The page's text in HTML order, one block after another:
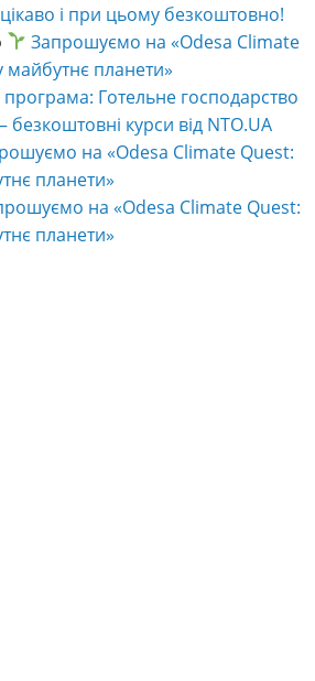
і при цьому безкоштовно!
Запрошуємо на «Odesa Climate
майбутнє планети»
Готельне господарство
курси від NTO.UA
на «Odesa Climate Quest:
планети»
на «Odesa Climate Quest:
планети»